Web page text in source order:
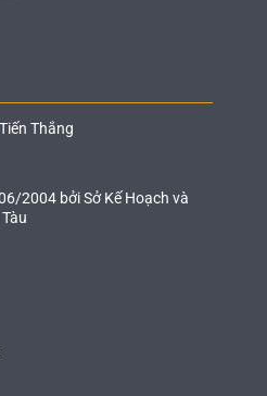
Thắng
2004 bởi Sở Kế Hoạch và